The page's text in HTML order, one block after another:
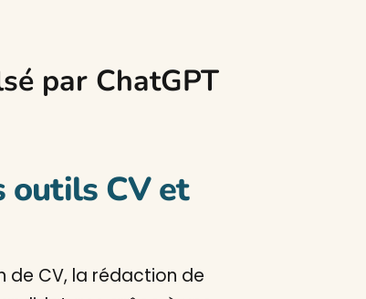
par ChatGPT
outils CV et
de CV, la rédaction de